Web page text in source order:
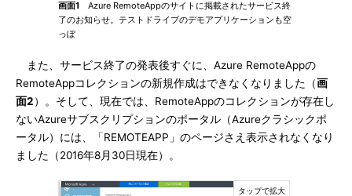
画面1 Azure RemoteAppのサイトに掲載されたサービス終
了のお知らせ。テストドライブのデモアプリケーションも空
っぽ
また、サービス終了の発表後すぐに、Azure RemoteAppの
RemoteAppコレクションの新規作成はできなくなりました（画
面2）。そして、現在では、RemoteAppのコレクションが存在し
ないAzureサブスクリプションのポータル（Azureクラシックポ
ータル）には、「REMOTEAPP」のページさえ表示されなくなり
ました（2016年8月30日現在）。